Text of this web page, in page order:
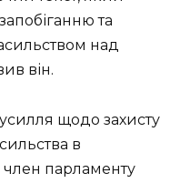
та
над
він.
щодо захисту
в
член парламенту